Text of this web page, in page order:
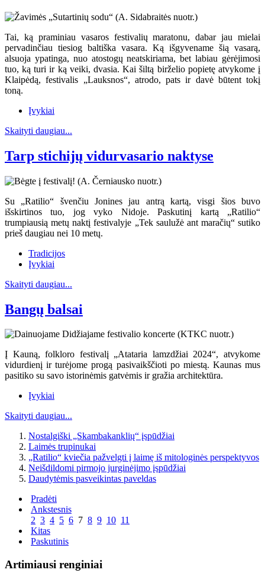
Tai, ką praminiau vasaros festivalių maratonu, dabar jau mielai
pervadinčiau tiesiog baltiška vasara. Ką išgyvename šią vasarą,
alsuoja ypatinga, nuo atostogų neatskiriama, bet labiau gėrėjimosi
tuo, ką turi ir ką veiki, dvasia. Kai šiltą birželio popietę atvykome į
Klaipėdą, festivalis „Lauksnos“, atrodo, pats ir davė būtent tokį
toną.
Įvykiai
Skaityti daugiau...
Tarp stichijų vidurvasario naktyse
Su „Ratilio“ švenčiu Jonines jau antrą kartą, visgi šios buvo
išskirtinos tuo, jog vyko Nidoje. Paskutinį kartą „Ratilio“
trumpiausią metų naktį festivalyje „Tek saulužė ant maračių“ sutiko
prieš daugiau nei 10 metų.
Tradicijos
Įvykiai
Skaityti daugiau...
Bangų balsai
Į Kauną, folkloro festivalį „Atataria lamzdžiai 2024“, atvykome
vidurdienį ir turėjome progą pasivaikščioti po miestą. Kaunas mus
pasitiko su savo istorinėmis gatvėmis ir gražia architektūra.
Įvykiai
Skaityti daugiau...
Nostalgiški „Skambakanklių“ įspūdžiai
Laimės trupinukai
„Ratilio“ kviečia pažvelgti į laimę iš mitologinės perspektyvos
Neišdildomi pirmojo jurginėjimo įspūdžiai
Daudytėmis pasveikintas paveldas
Pradėti
Ankstesnis
2 3 4 5 6 7 8 9 10 11
Kitas
Paskutinis
Artimiausi renginiai